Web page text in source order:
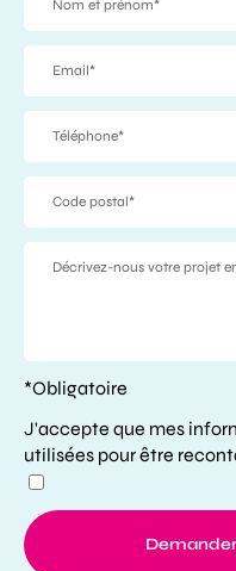
*Obligatoire
J'accepte que mes
utilisées pour être